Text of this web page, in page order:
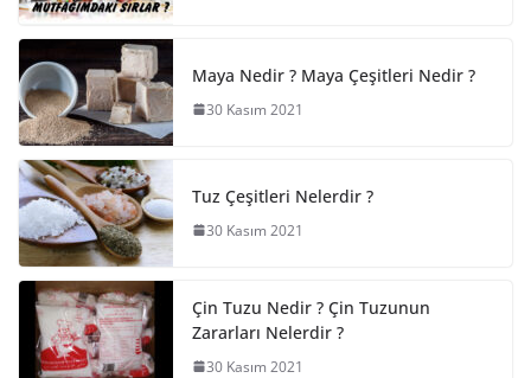
Maya Nedir ? Maya Çeşitleri Nedir ?
30 Kasım 2021
Tuz Çeşitleri Nelerdir ?
30 Kasım 2021
Çin Tuzu Nedir ? Çin Tuzunun
Zararları Nelerdir ?
30 Kasım 2021